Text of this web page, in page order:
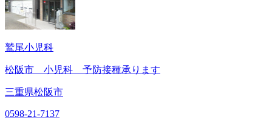
鷲尾小児科
松阪市 小児科 予防接種承ります
三重県松阪市
0598-21-7137